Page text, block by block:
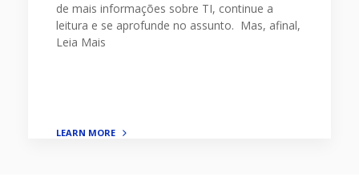
de mais informações sobre TI, continue a
leitura e se aprofunde no assunto. Mas, afinal,
Leia Mais
LEARN MORE